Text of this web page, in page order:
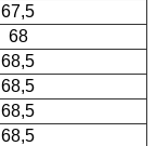
67,5
68
68,5
68,5
68,5
68,5